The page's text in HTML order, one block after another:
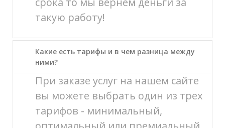
такую работу!
Какие есть тарифы и в чем разница между
ними?
При заказе услуг на нашем сайте
вы можете выбрать один из трех
тарифов - минимальный,